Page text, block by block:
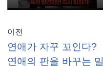
이전
연애가 자꾸 꼬인다?
연애의 판을 바꾸는 밀